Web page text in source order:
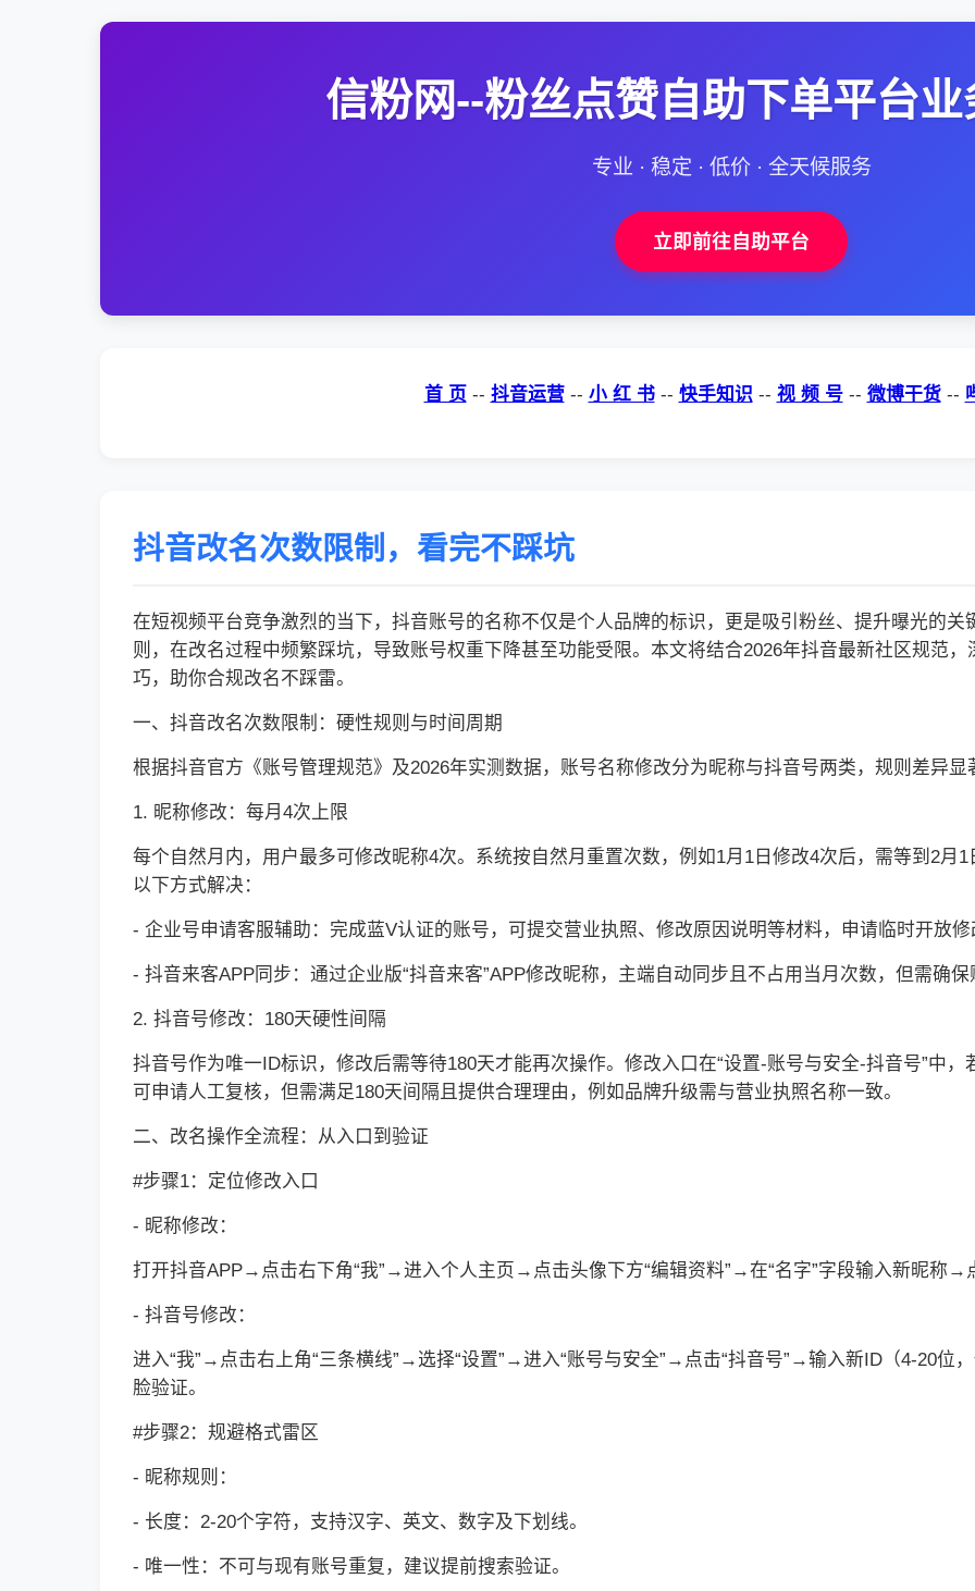
信粉网--粉丝点赞自助下单平台
专业 · 稳定 · 低价 · 全天候服务
立即前往自助平台
首 页 -- 抖音运营 -- 小 红 书 -- 快手知识 -- 视 频 号 -- 微博干货 --
抖音改名次数限制，看完不踩坑
在短视频平台竞争激烈的当下，抖音账号的名称不仅是个人品牌的标识，更是吸引粉丝、提升曝光的
则，在改名过程中频繁踩坑，导致账号权重下降甚至功能受限。本文将结合2026年抖音最新社区规范
巧，助你合规改名不踩雷。
一、抖音改名次数限制：硬性规则与时间周期
根据抖音官方《账号管理规范》及2026年实测数据，账号名称修改分为昵称与抖音号两类，规则差异显
1. 昵称修改：每月4次上限
每个自然月内，用户最多可修改昵称4次。系统按自然月重置次数，例如1月1日修改4次后，需等到2月
以下方式解决：
- 企业号申请客服辅助：完成蓝V认证的账号，可提交营业执照、修改原因说明等材料，申请临时开放
- 抖音来客APP同步：通过企业版“抖音来客”APP修改昵称，主端自动同步且不占用当月次数，但需确
2. 抖音号修改：180天硬性间隔
抖音号作为唯一ID标识，修改后需等待180天才能再次操作。修改入口在“设置-账号与安全-抖音号”中，
可申请人工复核，但需满足180天间隔且提供合理理由，例如品牌升级需与营业执照名称一致。
二、改名操作全流程：从入口到验证
#步骤1：定位修改入口
- 昵称修改：
打开抖音APP→点击右下角“我”→进入个人主页→点击头像下方“编辑资料”→在“名字”字段输入新昵称→
- 抖音号修改：
进入“我”→点击右上角“三条横线”→选择“设置”→进入“账号与安全”→点击“抖音号”→输入新ID（4-20位
脸验证。
#步骤2：规避格式雷区
- 昵称规则：
- 长度：2-20个字符，支持汉字、英文、数字及下划线。
- 唯一性：不可与现有账号重复，建议提前搜索验证。